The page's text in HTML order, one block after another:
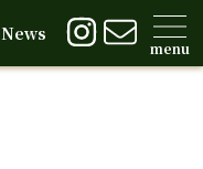
News
menu